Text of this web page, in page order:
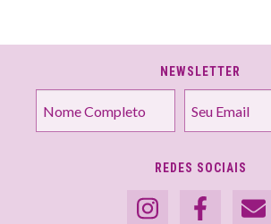
NEWSLETTER
REDES SOCIAIS